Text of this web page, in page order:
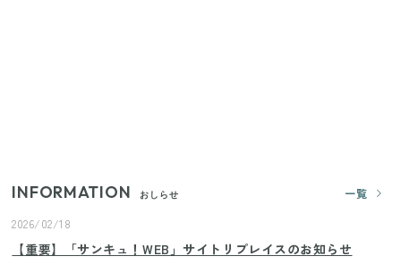
INFORMATION おしらせ
一覧
2026/02/18
【重要】「サンキュ！WEB」サイトリプレイスのお知らせ